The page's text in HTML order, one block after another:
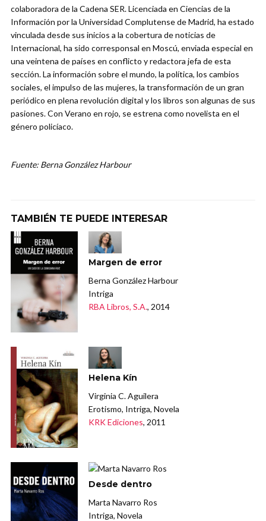
colaboradora de la Cadena SER. Licenciada en Ciencias de la
Información por la Universidad Complutense de Madrid, ha estado
vinculada desde sus inicios a la cobertura de noticias de
Internacional, ha sido corresponsal en Moscú, enviada especial en
una veintena de países en conflicto y redactora jefa de esta
sección. La información sobre el mundo, la política, los cambios
sociales, el impulso de las mujeres, la transformación de un gran
periódico en plena revolución digital y los libros son algunas de sus
pasiones. Con Verano en rojo, se estrena como novelista en el
género policíaco.
Fuente: Berna González Harbour
TAMBIÉN TE PUEDE INTERESAR
Margen de error
Berna González Harbour
Intriga
RBA Libros, S.A., 2014
Helena Kín
Virginia C. Aguilera
Erotismo, Intriga, Novela
KRK Ediciones, 2011
Desde dentro
Marta Navarro Ros
Intriga, Novela